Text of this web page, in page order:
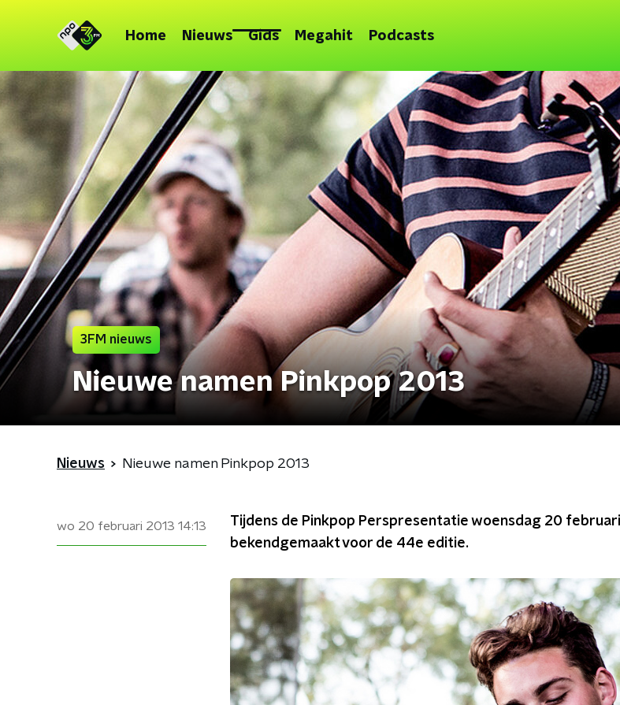
Home Nieuws Gids Megahit Podcasts
3FM nieuws
Nieuwe namen Pinkpop 2013
Nieuws Nieuwe namen Pinkpop 2013
wo 20 februari 2013 14:13
Tijdens de Pinkpop Perspresentatie woensdag 20
bekendgemaakt voor de 44e editie.